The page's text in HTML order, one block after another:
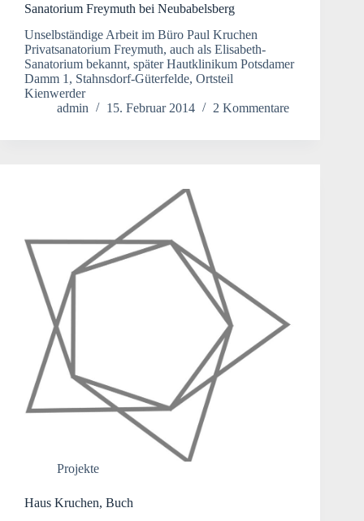
Sanatorium Freymuth bei Neubabelsberg
Unselbständige Arbeit im Büro Paul Kruchen
Privatsanatorium Freymuth, auch als Elisabeth-
Sanatorium bekannt, später Hautklinikum Potsdamer
Damm 1, Stahnsdorf-Güterfelde, Ortsteil
Kienwerder
admin
15. Februar 2014 2 Kommentare
Projekte
Haus Kruchen, Buch